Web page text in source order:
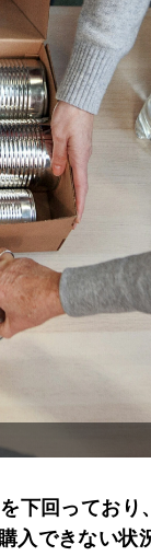
下回っており
入できない状